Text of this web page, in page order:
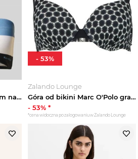
Góra od bikini z wiązaniem na szyi Marc O'Polo Ciemnoniebieski
Zalando Lounge
Góra od bikini Marc O'Polo granatowy
- 53% *
*cena widoczna po zalogowaniu w Zalando Lounge
- 53%